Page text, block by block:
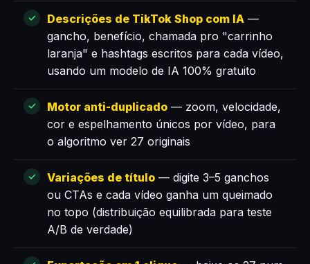
Descrições de TikTok Shop com IA —
gancho, benefício, chamada pro "carrinho
laranja" e hashtags escritos para cada vídeo,
usando um modelo de IA 100% gratuito
Motor anti-duplicado — zoom, velocidade,
cor e espelhamento únicos por vídeo, para
o algoritmo ver 27 originais
Variações de título — digite 3–5 ganchos
ou CTAs e cada vídeo ganha um queimado
no topo (distribuição equilibrada para teste
A/B de verdade)